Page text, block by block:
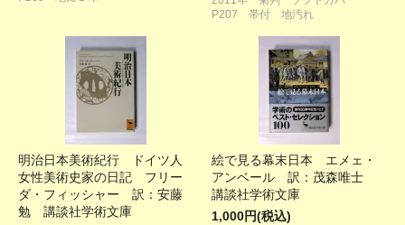
P207 帯付 地汚れ
明治日本美術紀行 ドイツ人
女性美術史家の日記 フリー
ダ・フィッシャー 訳：安藤
勉 講談社学術文庫
絵で見る幕末日本 エメェ・
アンベール 訳：茂森唯士
講談社学術文庫
1,000円(税込)